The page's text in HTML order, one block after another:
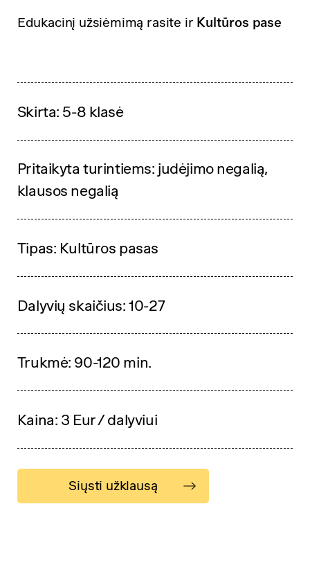
Edukacinį užsiėmimą rasite ir Kultūros pase
Skirta: 5-8 klasė
Pritaikyta turintiems: judėjimo negalią,
klausos negalią
Tipas: Kultūros pasas
Dalyvių skaičius: 10-27
Trukmė: 90-120 min.
Kaina: 3 Eur / dalyviui
Siųsti užklausą